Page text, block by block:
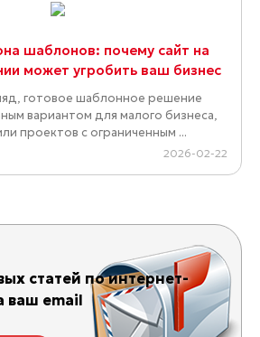
шаблонов: почему сайт на
может угробить ваш бизнес
готовое шаблонное решение
вариантом для малого бизнеса,
проектов с ограниченным ...
2026-02-22
статей по интернет-
ваш email